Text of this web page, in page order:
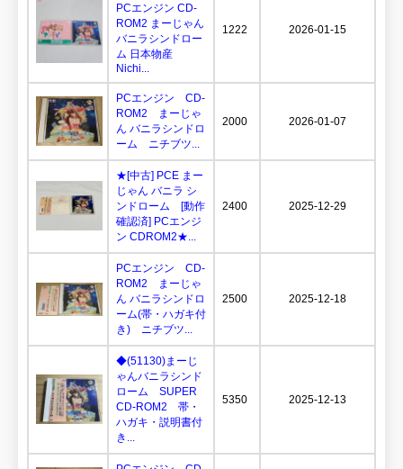
PCエンジン CD-
ROM2 まーじゃん
バニラシンドロー
ム 日本物産
Nichi...
1222 2026-01-15
PCエンジン CD-
ROM2 まーじゃ
ん バニラシンドロ
ーム ニチブツ...
2000 2026-01-07
★[中古] PCE まー
じゃん バニラ シ
ンドローム [動作
確認済] PCエンジ
ン CDROM2★...
2400 2025-12-29
PCエンジン CD-
ROM2 まーじゃ
ん バニラシンドロ
ーム(帯・ハガキ付
き) ニチブツ...
2500 2025-12-18
◆(51130)まーじ
ゃんバニラシンド
ローム SUPER
CD-ROM2 帯・
ハガキ・説明書付
き...
5350 2025-12-13